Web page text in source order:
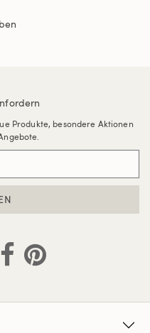
Produkte, besondere Aktionen